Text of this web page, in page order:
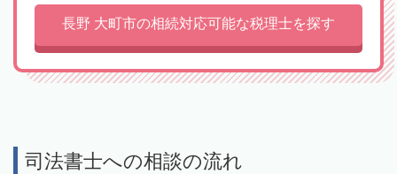
長野 大町市の相続対応可能な税理士を探す
司法書士への相談の流れ